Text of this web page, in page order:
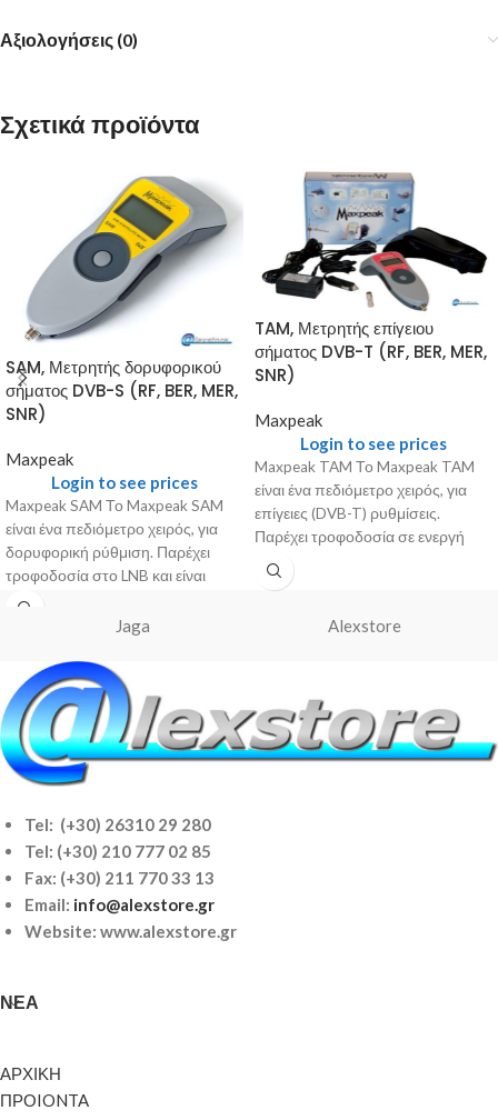
Αξιολογήσεις (0)
Σχετικά προϊόντα
SAM, Μετρητής δορυφορικού
σήματος DVB-S (RF, BER, MER,
SNR)
Maxpeak
Login to see prices
Maxpeak SAM Το Maxpeak SAM
είναι ένα πεδιόμετρο χειρός, για
δορυφορική ρύθμιση. Παρέχει
τροφοδοσία στο LNB και είναι
προγραμματισμένο εκ
TAM, Μετρητής επίγειου
σήματος DVB-T (RF, BER, MER,
SNR)
Maxpeak
Login to see prices
Maxpeak TAM Το Maxpeak TAM
είναι ένα πεδιόμετρο χειρός, για
επίγειες (DVB-T) ρυθμίσεις.
Παρέχει τροφοδοσία σε ενεργή
κεραία και είναι
Jaga Alexstore
Tel: (+30) 26310 29 280
Tel: (+30) 210 777 02 85
Fax: (+30) 211 770 33 13
Email: info@alexstore.gr
Website: www.alexstore.gr
ΝΈΑ
ΑΡΧΙΚΗ
ΠΡΟIONTA